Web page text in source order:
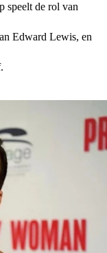
speelt de rol van
Edward Lewis, en